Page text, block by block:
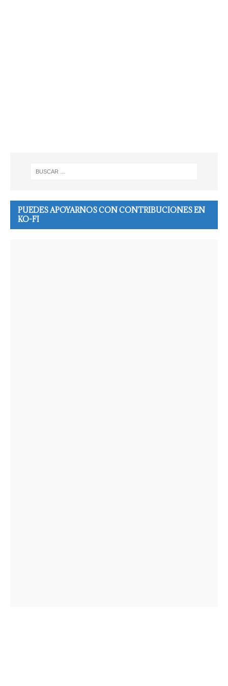
PUEDES APOYARNOS CON CONTRIBUCIONES EN
KO-FI